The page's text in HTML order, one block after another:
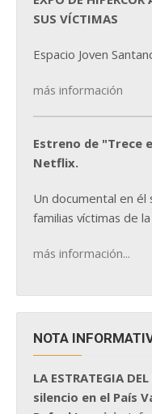
SUS VÍCTIMAS
Espacio Joven
más información
Estreno de "Trece
Netflix.
Un documental en
familias víctimas de
más información...
NOTA
LA ESTRATEGIA
silencio en el País